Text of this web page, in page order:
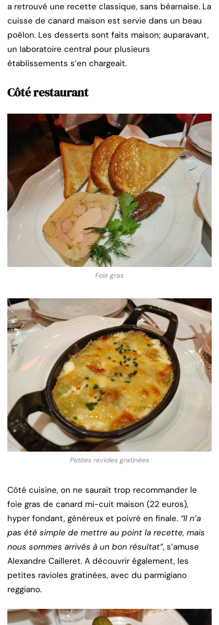
a retrouvé une recette classique, sans béarnaise. La
cuisse de canard maison est servie dans un beau
poêlon. Les desserts sont faits maison; auparavant,
un laboratoire central pour plusieurs
établissements s’en chargeait.
Côté restaurant
Foie gras
Petites ravioles gratinées
Côté cuisine, on ne saurait trop recommander le
foie gras de canard mi-cuit maison (22 euros),
hyper fondant, généreux et poivré en finale. “Il n’a
pas été simple de mettre au point la recette, mais
nous sommes arrivés à un bon résultat”, s’amuse
Alexandre Cailleret. A découvrir également, les
petites ravioles gratinées, avec du parmigiano
reggiano.